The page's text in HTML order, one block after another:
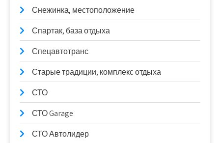
Снежинка, местоположение
Спартак, база отдыха
Спецавтотранс
Старые традиции, комплекс отдыха
СТО
СТО Garage
СТО Автолидер